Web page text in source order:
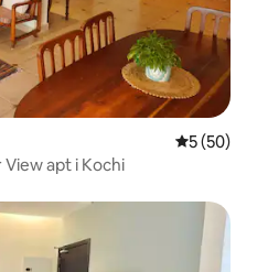
5 av 5 i
5 (50)
apt i Kochi